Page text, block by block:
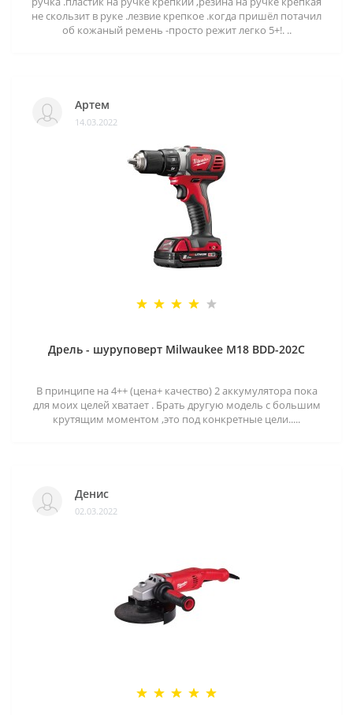
не скользит в руке .лезвие крепкое .когда пришёл потачил
об кожаный ремень -просто режит легко 5+!. ..
Артем
14.03.2022
Дрель - шуруповерт Milwaukee M18 BDD-202C
В принципе на 4++ (цена+ качество) 2 аккумулятора пока
для моих целей хватает . Брать другую модель с большим
крутящим моментом ,это под конкретные цели.....
Денис
02.03.2022